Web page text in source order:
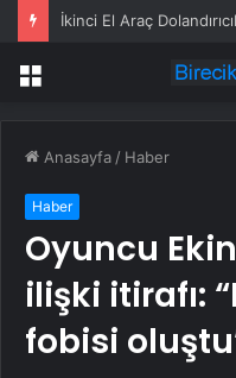
Menü
Anasayfa / Haber
Haber
Oyuncu
ilişki itirafı:
fobisi